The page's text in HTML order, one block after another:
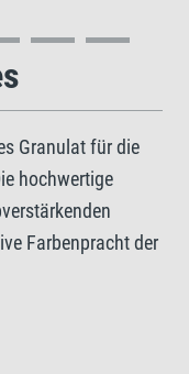
Granulat für die
hochwertige
Farbenpracht der